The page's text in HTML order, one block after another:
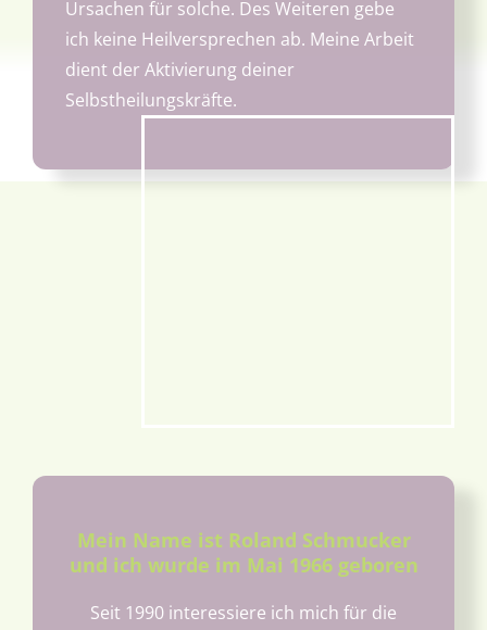
Ursachen für solche. Des Weiteren gebe
ich keine Heilversprechen ab. Meine Arbeit
dient der Aktivierung deiner
Selbstheilungskräfte.
Mein Name ist Roland Schmucker
und ich wurde im Mai 1966 geboren
Seit 1990 interessiere ich mich für die